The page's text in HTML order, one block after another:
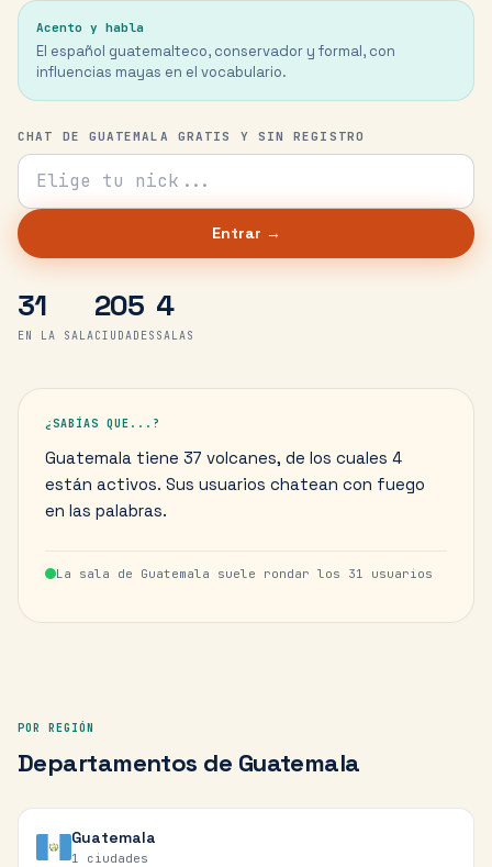
Acento y habla
El español guatemalteco, conservador y formal, con
influencias mayas en el vocabulario.
CHAT DE GUATEMALA GRATIS Y SIN REGISTRO
Tu nick para el chat
Entrar →
31
EN LA SALA
205
CIUDADES
4
SALAS
¿SABÍAS QUE...?
Guatemala tiene 37 volcanes, de los cuales 4
están activos. Sus usuarios chatean con fuego
en las palabras.
La sala de Guatemala suele rondar los 31 usuarios
POR REGIÓN
Departamentos de Guatemala
Guatemala
1 ciudades